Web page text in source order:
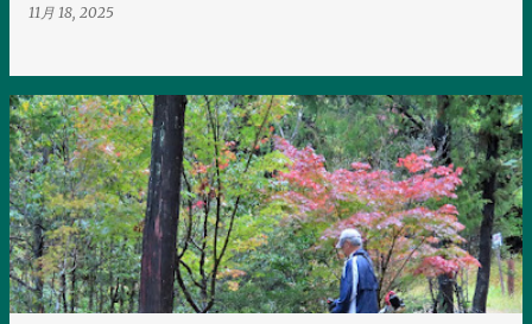
11月 18, 2025